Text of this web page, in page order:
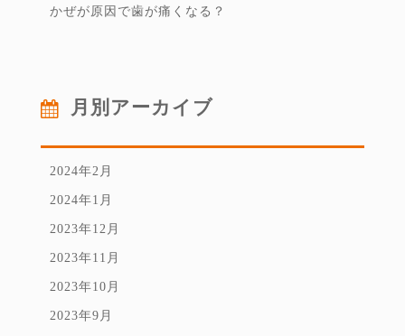
かぜが原因で歯が痛くなる？
月別アーカイブ
2024年2月
2024年1月
2023年12月
2023年11月
2023年10月
2023年9月